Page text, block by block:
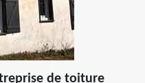
de toiture